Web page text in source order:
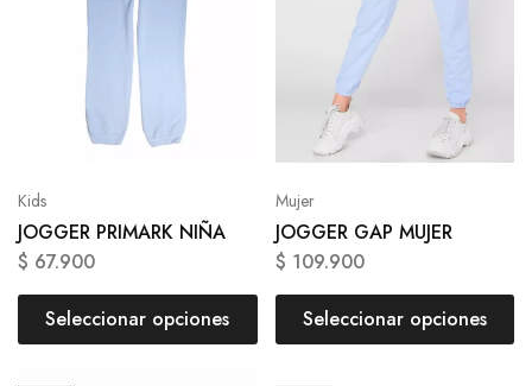
Kids
JOGGER PRIMARK NIÑA
$ 67.900
Seleccionar opciones
Mujer
JOGGER GAP MUJER
$ 109.900
Seleccionar opciones